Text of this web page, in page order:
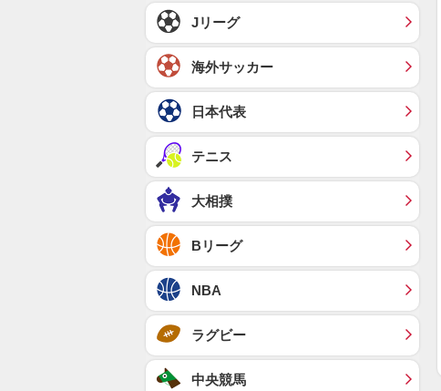
Jリーグ
海外サッカー
日本代表
テニス
大相撲
Bリーグ
NBA
ラグビー
中央競馬